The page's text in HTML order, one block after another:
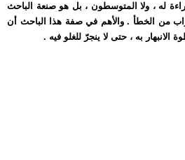
له ، ولا المتوسطون ، بل هو صنعة الباحث
من الخطأ . والأهم في صفة هذا الباحث أن
به ، حتى لا ينجرّ للغلو فيه .